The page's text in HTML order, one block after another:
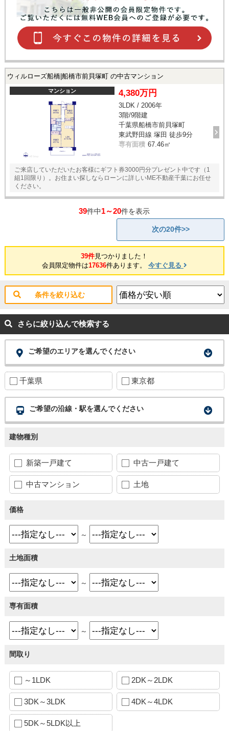
ウィルローズ船橋|船橋市前貝塚町 の中古マンション
マンション 4,380万円
3LDK / 2006年
3階/9階建
千葉県船橋市前貝塚町
東武野田線 塚田 徒歩9分
専有面積 67.46㎡
ご来店していただいたお客様にギフト券3000円分プレゼント中です（1
組1回限り）。お住まい探しならローンに詳しいME不動産千葉にお任せ
ください。
39件中1～20件を表示
次の20件>>
39件見つかりました！
会員限定物件は17636件あります。 今すぐ見る
条件を絞り込む
さらに絞り込んで検索する
ご希望のエリアを選んでください
千葉県 東京都
ご希望の沿線・駅を選んでください
建物種別
新築一戸建て 中古一戸建て
中古マンション 土地
価格
～
土地面積
～
専有面積
～
間取り
～1LDK 2DK～2LDK
3DK～3LDK 4DK～4LDK
5DK～5LDK以上